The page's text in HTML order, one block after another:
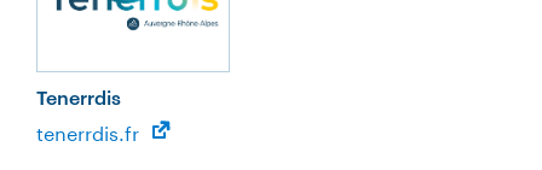
Tenerrdis
tenerrdis.fr